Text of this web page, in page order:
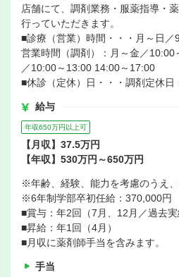
店舗にて、調剤業務・服薬指導・
行っていただきます。
■診療（営業）時間・・・月～日／
営業時間（調剤）：月～金／
／10:00～13:00 14:00～17:00
■休診（定休）日・・・調剤定休日
給与
年収650万円以上可
【月収】37.5万円
【年収】530万円～650万円
※年齢、経験、能力を考慮のうえ、
※6年制学部卒初任給：370,000円
■賞与：年2回（7月、12月／過去実
■昇給：年1回（4月）
■月収に薬剤師手当を含みます。
手当